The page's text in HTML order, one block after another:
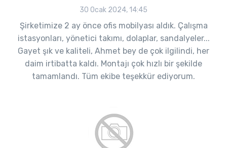
30 Ocak 2024, 14:45
Şirketimize 2 ay önce ofis mobilyası aldık. Çalışma
istasyonları, yönetici takımı, dolaplar, sandalyeler...
Gayet şık ve kaliteli, Ahmet bey de çok ilgilindi, her
daim irtibatta kaldı. Montajı çok hızlı bir şekilde
tamamlandı. Tüm ekibe teşekkür ediyorum.